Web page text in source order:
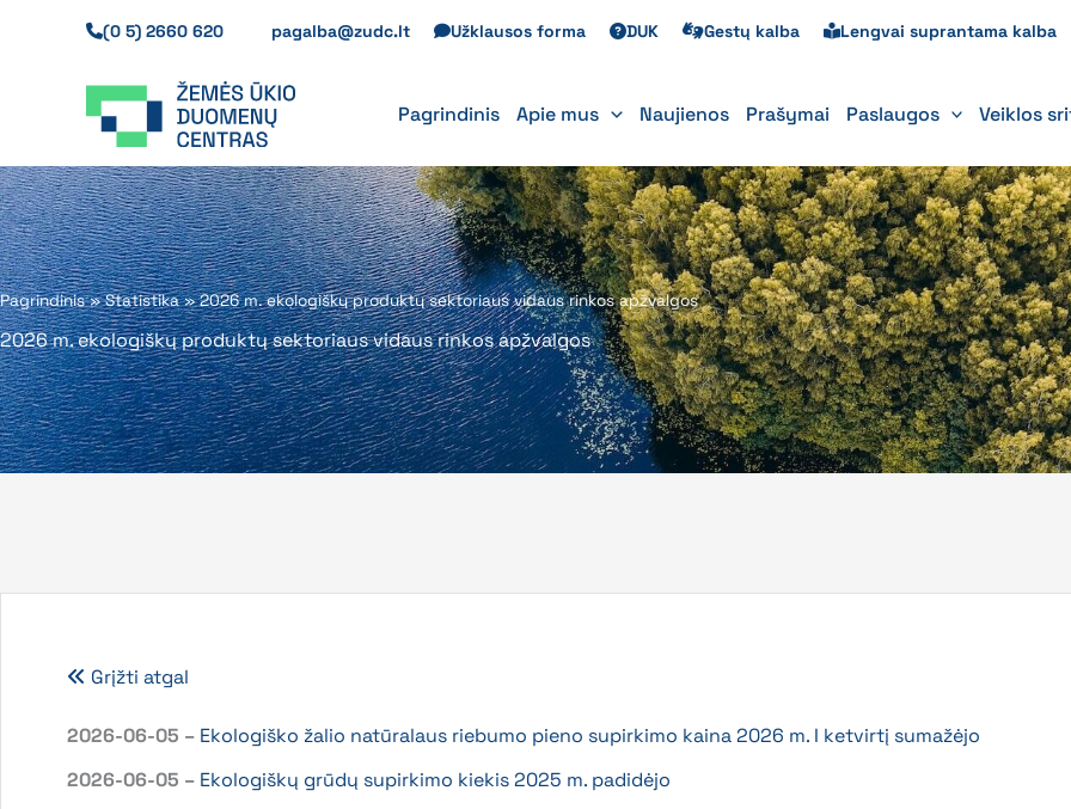
(0 5) 2660 620 pagalba@zudc.lt Užklausos forma DUK Gestų kalba Lengvai suprantama kalba
Pagrindinis Apie mus Naujienos Prašymai Paslaugos Veiklos
Pagrindinis»Statistika»2026 m. ekologiškų produktų sektoriaus vidaus rinkos apžvalgos
2026 m. ekologiškų produktų sektoriaus vidaus rinkos apžvalgos
Grįžti atgal
2026-06-05 – Ekologiško žalio natūralaus riebumo pieno supirkimo kaina 2026 m. I ketvirtį sumažėjo
2026-06-05 – Ekologiškų grūdų supirkimo kiekis 2025 m. padidėjo